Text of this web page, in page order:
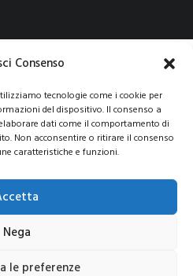
Consenso
tecnologie come i cookie per
del dispositivo. Il consenso a
dati come il comportamento di
Non acconsentire o ritirare il consenso
caratteristiche e funzioni.
Nega
le preferenze
– Milano(MI)REA MI 2112156 – C.F.
Policy